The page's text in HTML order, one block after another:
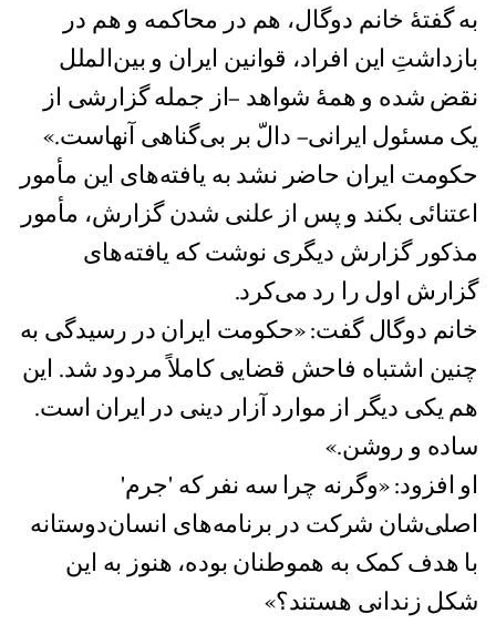
به گفتۀ خانم دوگال، هم در محاکمه و هم در
بازداشتِ اين افراد، قوانین ایران و بین‌الملل
نقض شده و همۀ شواهد –از جمله گزارشی از
یک مسئول ایرانی– دالّ بر بی‌گناهی آنهاست.»
حکومت ايران حاضر نشد به يافته‌های اين مأمور
اعتنائی‌ بکند و پس از علنی شدن گزارش، مأمور
مذکور گزارش دیگری نوشت که یافته‌های
گزارش اول را رد می‌کرد.
خانم دوگال گفت: «حکومت ایران در رسیدگی به
چنین اشتباه فاحش قضایی کاملاً مردود شد. این
هم يکی ديگر از موارد آزار دینی در ايران است.
ساده و روشن.»
او افزود: «وگرنه چرا سه نفر که 'جرم'
اصلی‌شان شرکت در برنامه‌های انسان‌دوستانه
با هدف کمک به هموطنان بوده، هنوز به این
شکل زندانی هستند؟»